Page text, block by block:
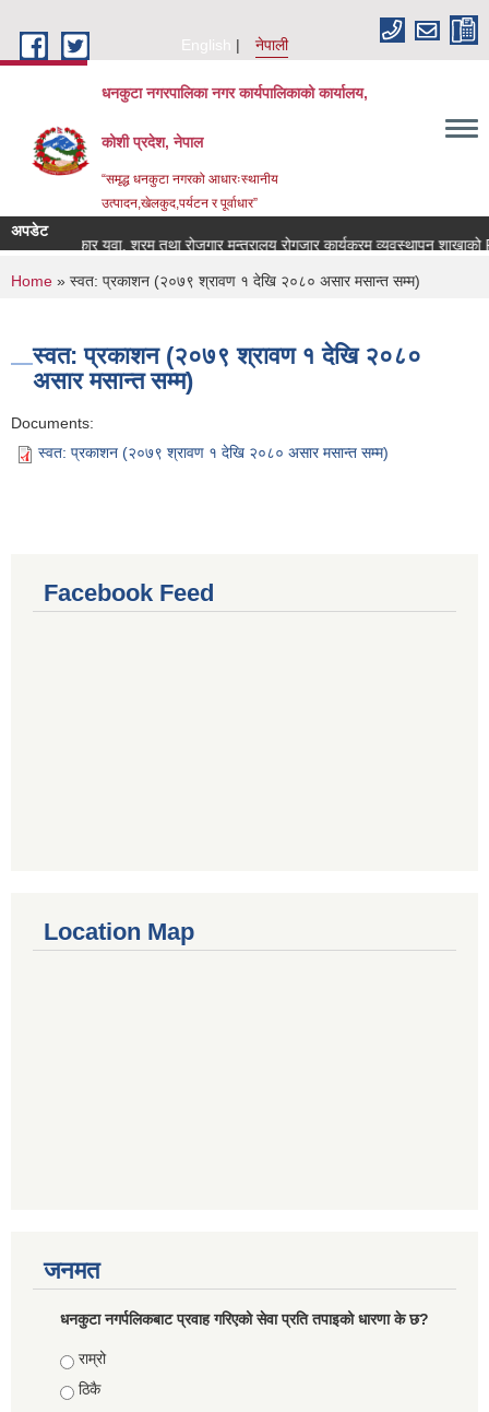
English
नेपाली
धनकुटा नगरपालिका नगर कार्यपालिकाको कार्यालय,
कोशी प्रदेश, नेपाल
“समृद्ध धनकुटा नगरको आधारःस्थानीय
उत्पादन,खेलकुद,पर्यटन र पूर्वाधार”
अपडेट
सरकार युवा, श्रम तथा रोजगार मन्त्रालय रोगजार कार्यक्रम व्यवस्थापन शाखाको
You are here
Home » स्वत: प्रकाशन (२०७९ श्रावण १ देखि २०८० असार मसान्त सम्म)
स्वत: प्रकाशन (२०७९ श्रावण १ देखि २०८०
असार मसान्त सम्म)
Documents:
स्वत: प्रकाशन (२०७९ श्रावण १ देखि २०८० असार मसान्त सम्म)
Facebook Feed
Location Map
जनमत
धनकुटा नगर्पलिकबाट प्रवाह गरिएको सेवा प्रति तपाइको धारणा के छ?
Choices
राम्रो
ठिकै